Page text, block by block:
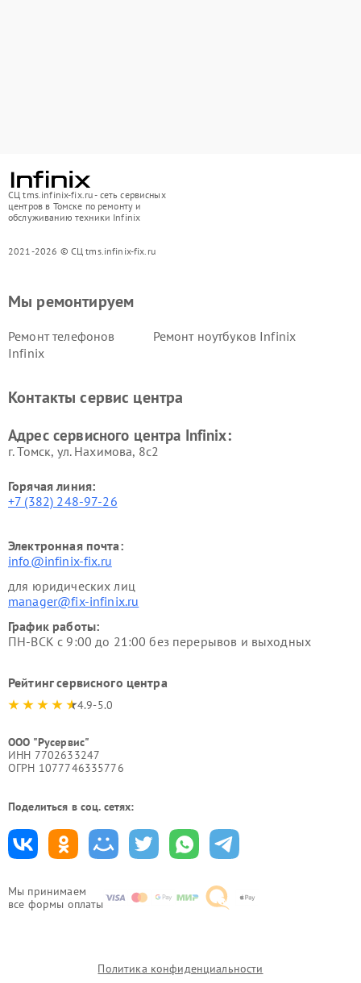
СЦ tms.infinix-fix.ru - сеть сервисных
центров в Томске по ремонту и
обслуживанию техники Infinix
2021-2026 © СЦ tms.infinix-fix.ru
Мы принимаем
все формы оплаты
Мы ремонтируем
Ремонт телефонов
Infinix
Ремонт ноутбуков Infinix
Контакты сервис центра
Адрес сервисного центра Infinix:
г. Томск, ул. Нахимова, 8с2
Горячая линия:
+7 (382) 248-97-26
Электронная почта:
info@infinix-fix.ru
для юридических лиц
manager@fix-infinix.ru
График работы:
ПН-ВСК с 9:00 до 21:00 без перерывов и выходных
Рейтинг сервисного центра
4.9-5.0
ООО "Русервис"
ИНН 7702633247
ОГРН 1077746335776
Поделиться в соц. сетях:
Политика конфиденциальности